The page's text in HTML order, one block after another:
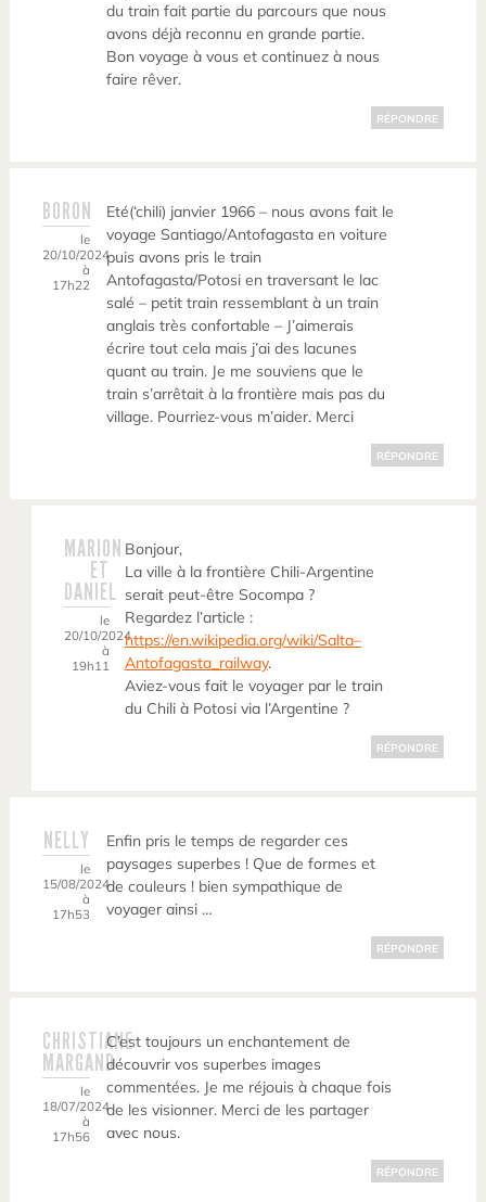
du train fait partie du parcours que nous
avons déjà reconnu en grande partie.
Bon voyage à vous et continuez à nous
faire rêver.
RÉPONDRE
BORON
le
20/10/2024
à
17h22
Eté(‘chili) janvier 1966 – nous avons fait le
voyage Santiago/Antofagasta en voiture
puis avons pris le train
Antofagasta/Potosi en traversant le lac
salé – petit train ressemblant à un train
anglais très confortable – J’aimerais
écrire tout cela mais j’ai des lacunes
quant au train. Je me souviens que le
train s’arrêtait à la frontière mais pas du
village. Pourriez-vous m’aider. Merci
RÉPONDRE
MARION
ET
DANIEL
le
20/10/2024
à
19h11
Bonjour,
La ville à la frontière Chili-Argentine
serait peut-être Socompa ?
Regardez l’article :
https://en.wikipedia.org/wiki/Salta–
Antofagasta_railway.
Aviez-vous fait le voyager par le train
du Chili à Potosi via l’Argentine ?
RÉPONDRE
NELLY
le
15/08/2024
à
17h53
Enfin pris le temps de regarder ces
paysages superbes ! Que de formes et
de couleurs ! bien sympathique de
voyager ainsi …
RÉPONDRE
CHRISTIANE
MARGAND
le
18/07/2024
à
17h56
C’est toujours un enchantement de
découvrir vos superbes images
commentées. Je me réjouis à chaque fois
de les visionner. Merci de les partager
avec nous.
RÉPONDRE